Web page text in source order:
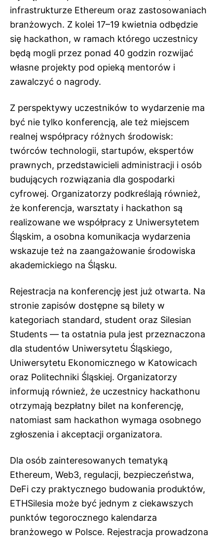
infrastrukturze Ethereum oraz zastosowaniach
branżowych. Z kolei 17–19 kwietnia odbędzie
się hackathon, w ramach którego uczestnicy
będą mogli przez ponad 40 godzin rozwijać
własne projekty pod opieką mentorów i
zawalczyć o nagrody.
Z perspektywy uczestników to wydarzenie ma
być nie tylko konferencją, ale też miejscem
realnej współpracy różnych środowisk:
twórców technologii, startupów, ekspertów
prawnych, przedstawicieli administracji i osób
budujących rozwiązania dla gospodarki
cyfrowej. Organizatorzy podkreślają również,
że konferencja, warsztaty i hackathon są
realizowane we współpracy z Uniwersytetem
Śląskim, a osobna komunikacja wydarzenia
wskazuje też na zaangażowanie środowiska
akademickiego na Śląsku.
Rejestracja na konferencję jest już otwarta. Na
stronie zapisów dostępne są bilety w
kategoriach standard, student oraz Silesian
Students — ta ostatnia pula jest przeznaczona
dla studentów Uniwersytetu Śląskiego,
Uniwersytetu Ekonomicznego w Katowicach
oraz Politechniki Śląskiej. Organizatorzy
informują również, że uczestnicy hackathonu
otrzymają bezpłatny bilet na konferencję,
natomiast sam hackathon wymaga osobnego
zgłoszenia i akceptacji organizatora.
Dla osób zainteresowanych tematyką
Ethereum, Web3, regulacji, bezpieczeństwa,
DeFi czy praktycznego budowania produktów,
ETHSilesia może być jednym z ciekawszych
punktów tegorocznego kalendarza
branżowego w Polsce. Rejestracja prowadzona